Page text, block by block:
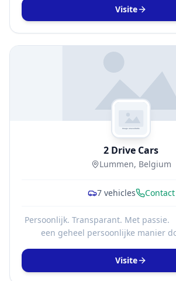
Visite
2 Drive Cars
Lummen, Belgium
7 vehicles Contact
Persoonlijk. Transparant. Met
een geheel persoonlijke manier
mét passie voor ons vak. Uw
het om. ​ Elke wagen wordt
Visite